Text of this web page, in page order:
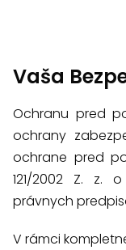
Vaša
Ochranu pred
ochrany
ochrane pred
121/2002 Z. z.
právnych
V rámci